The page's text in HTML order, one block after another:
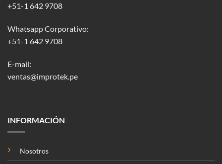
+51-1 642 9708
Whatsapp Corporativo:
+51-1 642 9708
E-mail:
ventas@improtek.pe
INFORMACIÓN
Nosotros